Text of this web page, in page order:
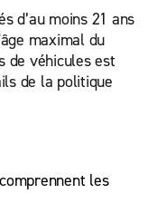
d’au moins 21 ans
maximal du
de véhicules est
de la politique
les